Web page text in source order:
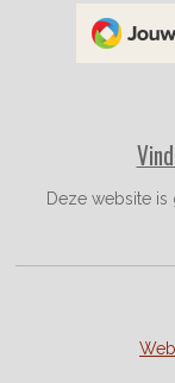
Deze website